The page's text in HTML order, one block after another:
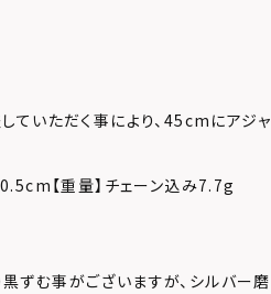
いただく事により、45cmにアジャ
0.5cm【重量】チェーン込み7.7g
ずむ事がございますが、シルバー磨